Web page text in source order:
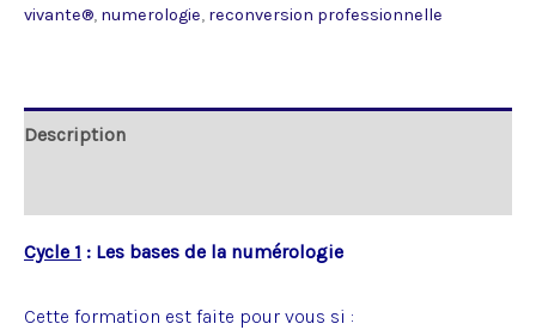
vivante®️, numerologie, reconversion professionnelle
Description
Cycle 1 : Les bases de la numérologie
Cette formation est faite pour vous si :